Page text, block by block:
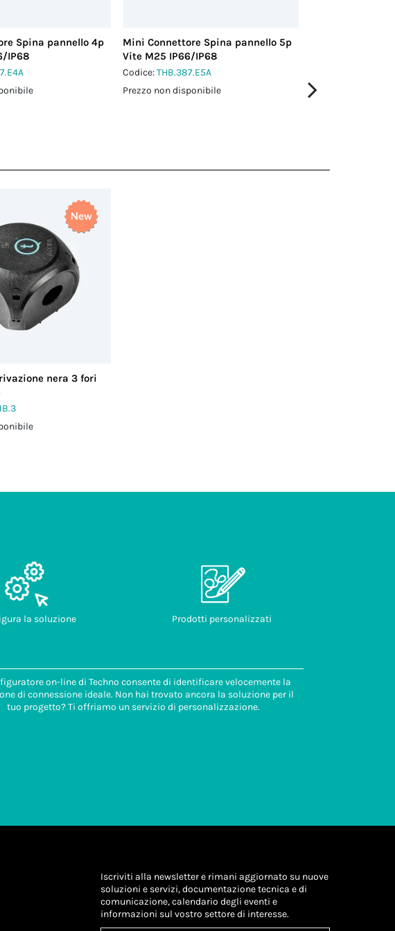
Spina pannello 4p
IP68
Mini Connettore Spina pannello 5p
Vite M25 IP66/IP68
Codice:THB.387.E5A
Prezzo non disponibile
Prezzo non
nera 3 fori
la soluzione Prodotti personalizzati
on-line di Techno consente di identificare velocemente la
di connessione ideale. Non hai trovato ancora la soluzione per il
tuo progetto? Ti offriamo un servizio di personalizzazione.
Iscriviti alla newsletter e rimani aggiornato su nuove
soluzioni e servizi, documentazione tecnica e di
comunicazione, calendario degli eventi e
informazioni sul vostro settore di interesse.